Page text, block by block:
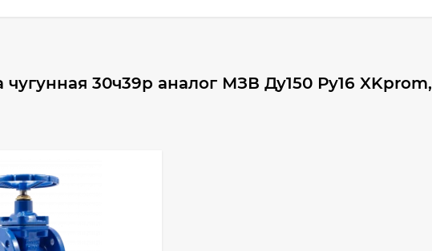
30ч39р аналог МЗВ Ду150 Ру16 XKprom,